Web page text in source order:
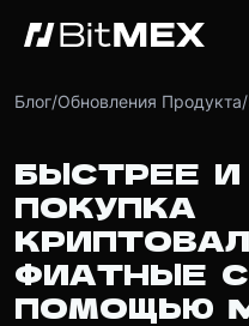
Блог/Обновления Продукта/
БЫСТРЕЕ И
ПОКУПКА
ФИАТНЫЕ
ПОМОЩЬЮ